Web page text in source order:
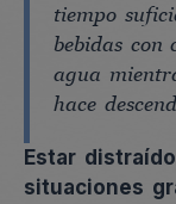
tiempo
bebidas con
agua
hace
Estar
situaciones